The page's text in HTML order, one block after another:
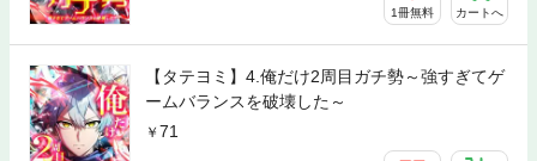
1冊無料 カートへ
【タテヨミ】4.俺だけ2周目ガチ勢～強すぎてゲ
ームバランスを破壊した～
71